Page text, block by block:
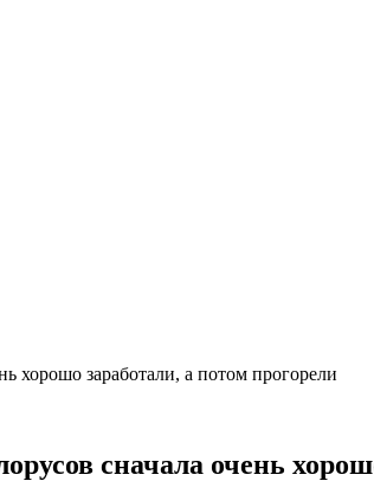
хорошо заработали, а потом прогорели
сначала очень